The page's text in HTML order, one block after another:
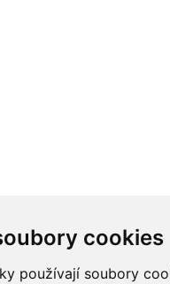
cookies
používají soubory